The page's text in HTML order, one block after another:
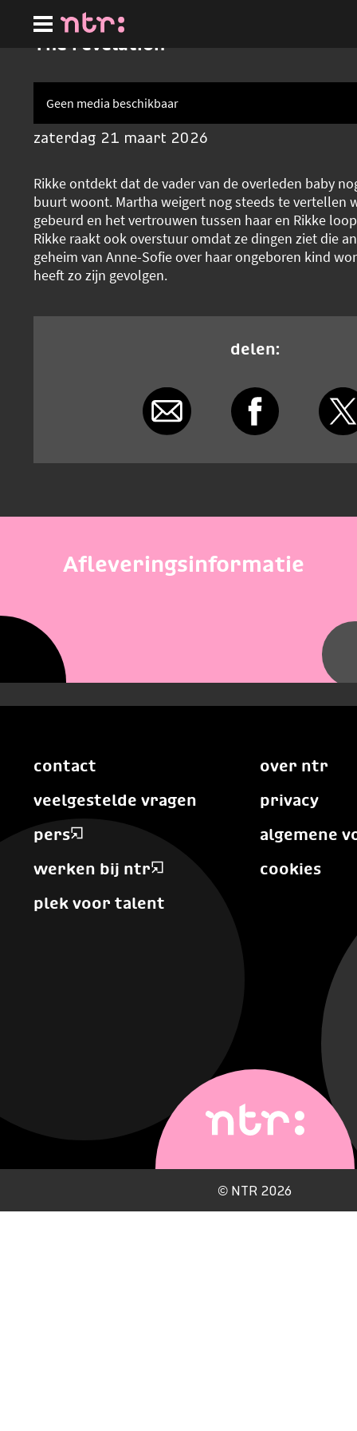
hoofdinhoud
The revelation
Geen media beschikbaar
zaterdag 21 maart 2026
Rikke ontdekt dat de vader van de overleden baby
buurt woont. Martha weigert nog steeds te vertellen
gebeurd en het vertrouwen tussen haar en Rikke
Rikke raakt ook overstuur omdat ze dingen ziet die
geheim van Anne-Sofie over haar ongeboren kind
heeft zo zijn gevolgen.
delen:
Afleveringsinformatie
contact
veelgestelde vragen
pers
werken bij ntr
plek voor talent
over ntr
privacy
algemene
cookies
© NTR 2026